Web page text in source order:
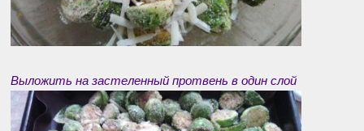
Выложить на застеленный протвень в один слой